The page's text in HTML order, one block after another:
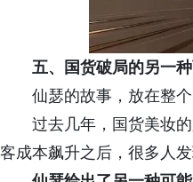
五、国货破局的另一
仙瑟的故事，放在整
过去几年，国货美妆
客成本飙升之后，很多人